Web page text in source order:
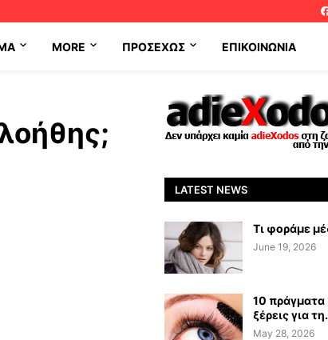
MORE ΠΡΟΣΕΧΩΣ ΕΠΙΚΟΙΝΩΝΊΑ
LATEST NEWS
Τι φοράμε
June 19, 2026
10 πράγματα
ξέρεις για
May 28, 2026